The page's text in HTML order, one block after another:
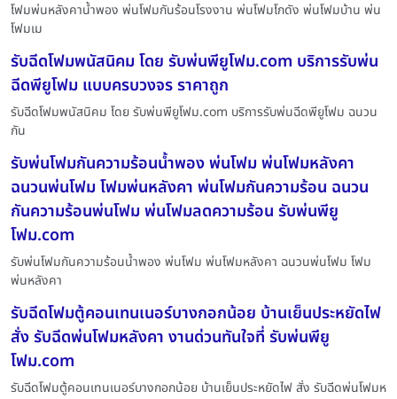
โฟมพ่นหลังคาน้ำพอง พ่นโฟมกันร้อนโรงงาน พ่นโฟมโกดัง พ่นโฟมบ้าน พ่น
โฟมเม
รับฉีดโฟมพนัสนิคม โดย รับพ่นพียูโฟม.com บริการรับพ่น
ฉีดพียูโฟม แบบครบวงจร ราคาถูก
รับฉีดโฟมพนัสนิคม โดย รับพ่นพียูโฟม.com บริการรับพ่นฉีดพียูโฟม ฉนวน
กัน
รับพ่นโฟมกันความร้อนน้ำพอง พ่นโฟม พ่นโฟมหลังคา
ฉนวนพ่นโฟม โฟมพ่นหลังคา พ่นโฟมกันความร้อน ฉนวน
กันความร้อนพ่นโฟม พ่นโฟมลดความร้อน รับพ่นพียู
โฟม.com
รับพ่นโฟมกันความร้อนน้ำพอง พ่นโฟม พ่นโฟมหลังคา ฉนวนพ่นโฟม โฟม
พ่นหลังคา
รับฉีดโฟมตู้คอนเทนเนอร์บางกอกน้อย บ้านเย็นประหยัดไฟ
สั่ง รับฉีดพ่นโฟมหลังคา งานด่วนทันใจที่ รับพ่นพียู
โฟม.com
รับฉีดโฟมตู้คอนเทนเนอร์บางกอกน้อย บ้านเย็นประหยัดไฟ สั่ง รับฉีดพ่นโฟมห